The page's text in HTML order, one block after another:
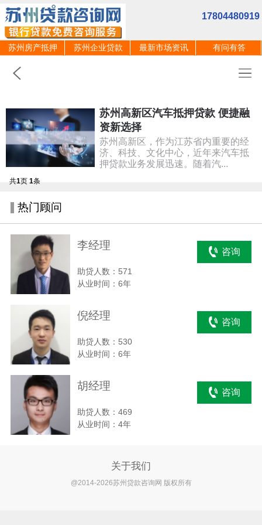
17804480919
苏州房产抵押 苏州企业贷款 最新市场资讯 有问有答
苏州高新区汽车抵押贷款 便捷融
资新选择
苏州高新区，作为江苏省内重要的经
济、科技、文化中心，近年来汽车抵
押贷款业务发展迅速。随着汽...
共1页 1条
热门顾问
李经理
助贷人数：571
从业时间：6年
咨询
倪经理
助贷人数：530
从业时间：6年
咨询
胡经理
助贷人数：469
从业时间：4年
咨询
关于我们
@2014-2026苏州贷款咨询网 版权所有